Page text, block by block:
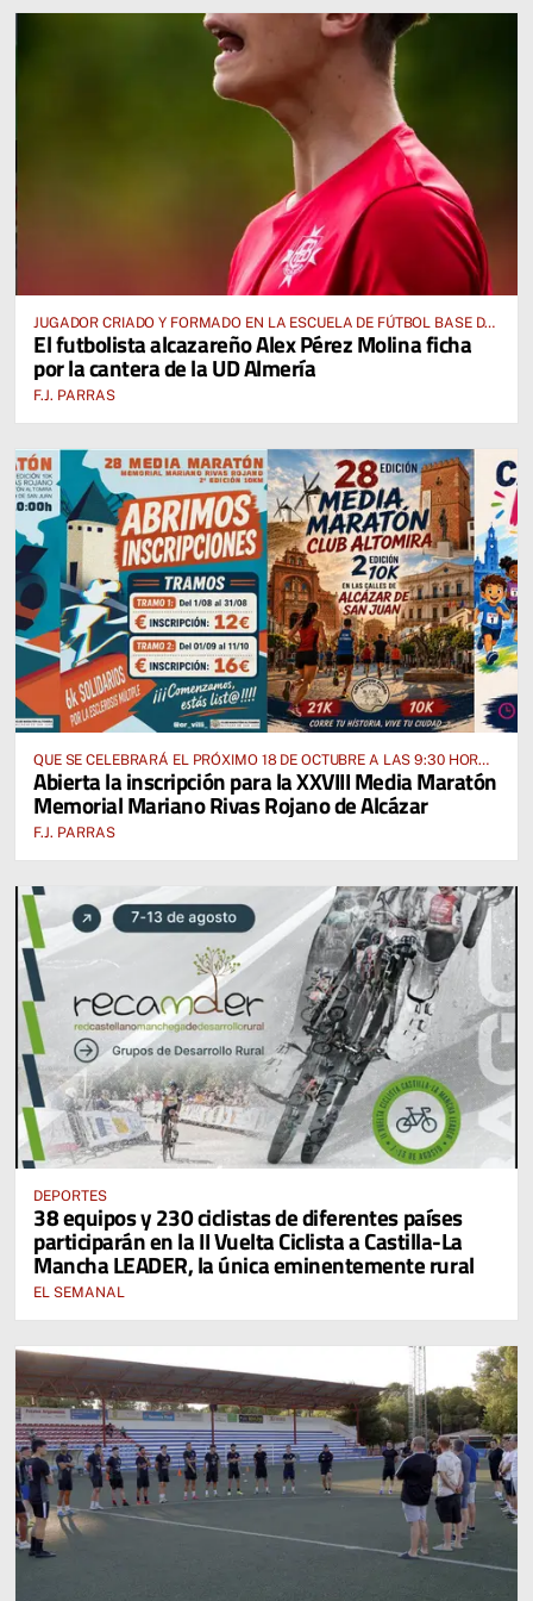
JUGADOR CRIADO Y FORMADO EN LA ESCUELA DE FÚTBOL BASE DE
ALCÁZAR DE SAN JUAN
El futbolista alcazareño Alex Pérez Molina ficha
por la cantera de la UD Almería
F.J. PARRAS
QUE SE CELEBRARÁ EL PRÓXIMO 18 DE OCTUBRE A LAS 9:30 HORAS
DESDE EL PABELLÓN VICENTE PANIAGUA
Abierta la inscripción para la XXVIII Media Maratón
Memorial Mariano Rivas Rojano de Alcázar
F.J. PARRAS
DEPORTES
38 equipos y 230 ciclistas de diferentes países
participarán en la II Vuelta Ciclista a Castilla-La
Mancha LEADER, la única eminentemente rural
EL SEMANAL